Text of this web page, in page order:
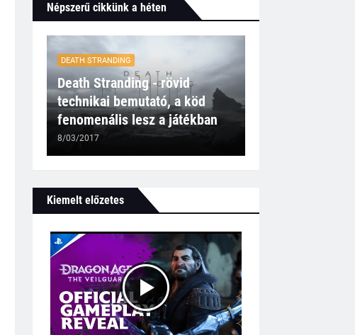
Népszerű cikkünk a héten
DEATH STRANDING
Death Stranding - rövid
technikai bemutató, a köd
fenomenális lesz a játékban
8/03/2017
Kiemelt előzetes